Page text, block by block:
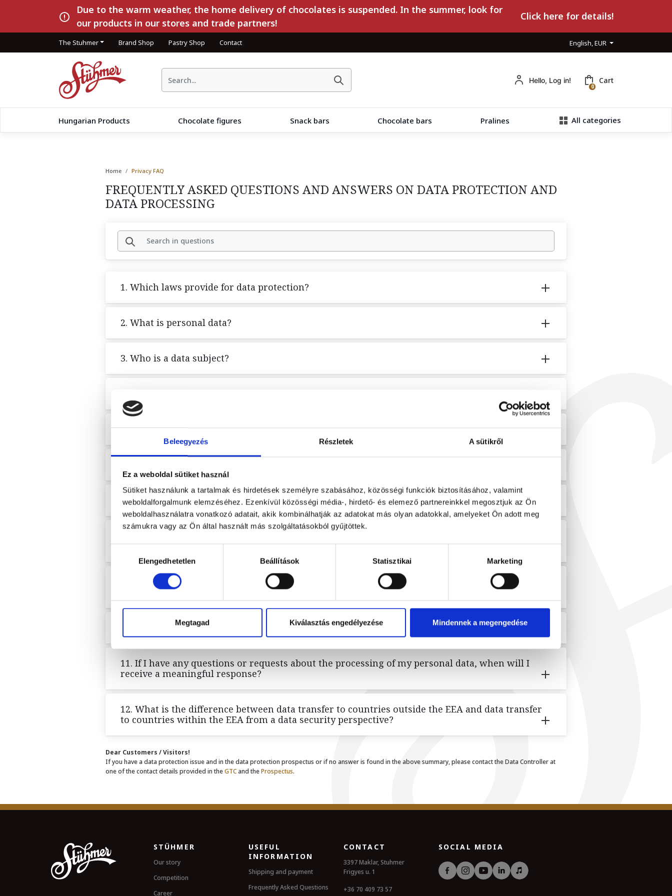
Beleegyezés Részletek A sütikről
Ez a weboldal sütiket használ
Sütiket használunk a tartalmak és hirdetések személyre szabásához, közösségi funkciók biztosításához, valamint
weboldalforgalmunk elemzéséhez. Ezenkívül közösségi média-, hirdető- és elemező partnereinkkel megosztjuk az Ön
weboldalhasználatra vonatkozó adatait, akik kombinálhatják az adatokat más olyan adatokkal, amelyeket Ön adott meg
számukra vagy az Ön által használt más szolgáltatásokból gyűjtöttek.
kiválasztásaElengedhetetlen Beállítások Statisztikai Marketing
Megtagad Kiválasztás engedélyezése Mindennek a megengedése
Due to the warm weather, the home delivery of chocolates is suspended. In the summer, look for
our products in our stores and trade partners!
Click here for details!
The Stuhmer Brand Shop Pastry Shop Contact English, EUR
Hello, Log in!
0
Cart
Hungarian Products Chocolate figures Snack bars Chocolate bars Pralines All categories
Home Privacy FAQ
FREQUENTLY ASKED QUESTIONS AND ANSWERS ON DATA PROTECTION AND
DATA PROCESSING
1. Which laws provide for data protection?
2. What is personal data?
3. Who is a data subject?
5. Is my personal data provided to the online store for various reasons secure?
7. What rights and remedies do I have as a data subject?
on my data being processed?
9. Are there any costs or conditions involved if I ask for my data to be amended, rectified or
erased, or if I just request to be informed about how my data is being processed?
10. How long will my data be stored?
11. If I have any questions or requests about the processing of my personal data, when will I
receive a meaningful response?
12. What is the difference between data transfer to countries outside the EEA and data transfer
to countries within the EEA from a data security perspective?
Dear Customers / Visitors!
If you have a data protection issue and in the data protection prospectus or if no answer is found in the above summary, please contact the Data Controller at
one of the contact details provided in theGTCand theProspectus.
STÜHMER
Our story
Competition
Career
USEFUL
INFORMATION
Shipping and payment
Frequently Asked Questions
CONTACT
3397 Maklar, Stuhmer
Frigyes u. 1
+36 70 409 73 57
SOCIAL MEDIA